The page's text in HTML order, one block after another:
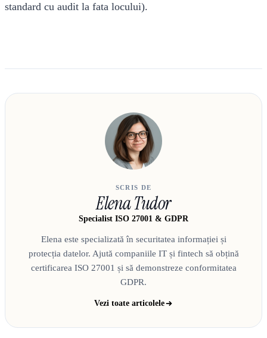
standard cu audit la fata locului).
SCRIS DE
Elena Tudor
Specialist ISO 27001 & GDPR
Elena este specializată în securitatea informației și
protecția datelor. Ajută companiile IT și fintech să obțină
certificarea ISO 27001 și să demonstreze conformitatea
GDPR.
Vezi toate articolele